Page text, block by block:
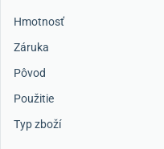
Hmotnosť
Záruka
Pôvod
Použitie
Typ zboží